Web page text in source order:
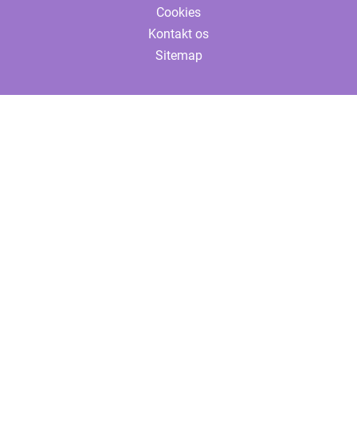
Cookies
Kontakt os
Sitemap